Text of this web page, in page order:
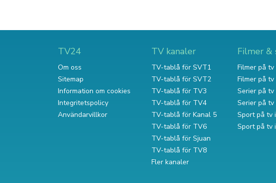
TV24
Om oss
Sitemap
Information om cookies
Integritetspolicy
Användarvillkor
TV kanaler
TV-tablå för SVT1
TV-tablå för SVT2
TV-tablå för TV3
TV-tablå för TV4
TV-tablå för Kanal 5
TV-tablå för TV6
TV-tablå för Sjuan
TV-tablå för TV8
Fler kanaler
Filmer &
Filmer på
Filmer på tv
Serier på
Serier på tv
Sport på tv
Sport på tv